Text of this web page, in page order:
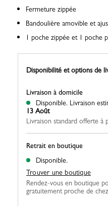
Fermeture zippée
Bandoulière amovible et
1 poche zippée et 1 poche
Disponibilité et options de
Retrait en boutique
Disponible.
Trouver une boutique
Rendez-vous en boutique
gratuitement proche de
Livraison à domicile
Disponible. Livraison
13 Août
Livraison standard offerte à